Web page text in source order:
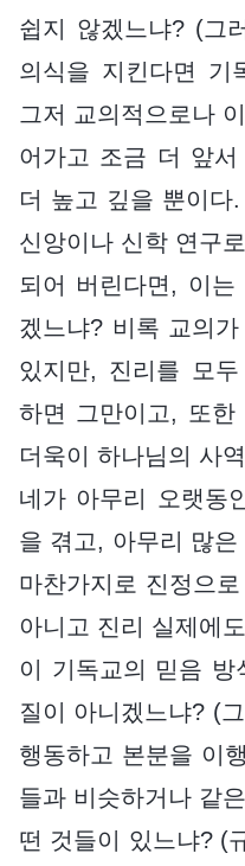
쉽지 않겠느냐? (그
의식을 지킨다면 기
그저 교의적으로나
어가고 조금 더 앞
더 높고 깊을 뿐이다
신앙이나 신학 연구
되어 버린다면, 이
겠느냐? 비록 교의
있지만, 진리를 모
하면 그만이고, 또한
더욱이 하나님의 사
네가 아무리 오랫동
을 겪고, 아무리 많
마찬가지로 진정으
아니고 진리 실제에
이 기독교의 믿음 방
질이 아니겠느냐? (
행동하고 본분을 이
들과 비슷하거나 같
떤 것들이 있느냐? (